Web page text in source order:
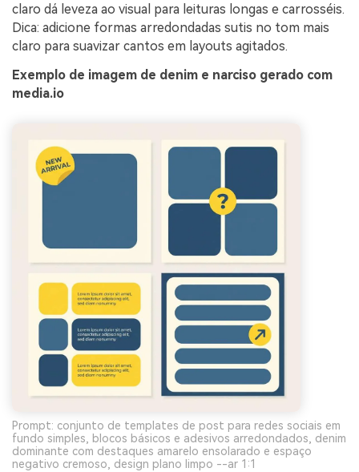
claro dá leveza ao visual para leituras longas e carrosséis.
Dica: adicione formas arredondadas sutis no tom mais
claro para suavizar cantos em layouts agitados.
Exemplo de imagem de denim e narciso gerado com
media.io
Prompt: conjunto de templates de post para redes sociais em
fundo simples, blocos básicos e adesivos arredondados, denim
dominante com destaques amarelo ensolarado e espaço
negativo cremoso, design plano limpo --ar 1:1